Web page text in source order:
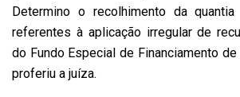
Determino o recolhimento da
referentes à aplicação irregular de
do Fundo Especial de Financiamento de
proferiu a juíza.